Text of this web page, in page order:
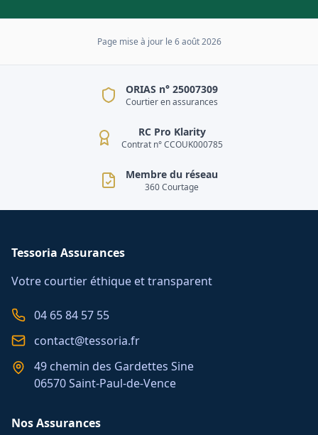
Page mise à jour le 6 août 2026
ORIAS n° 25007309
Courtier en assurances
RC Pro Klarity
Contrat n° CCOUK000785
Membre du réseau
360 Courtage
Tessoria Assurances
Votre courtier éthique et transparent
04 65 84 57 55
contact@tessoria.fr
49 chemin des Gardettes Sine
06570 Saint-Paul-de-Vence
Nos Assurances